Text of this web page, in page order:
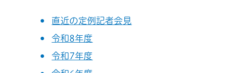
直近の定例記者会見
令和8年度
令和7年度